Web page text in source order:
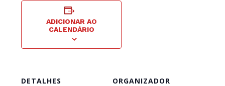
ADICIONAR AO
CALENDÁRIO
DETALHES ORGANIZADOR